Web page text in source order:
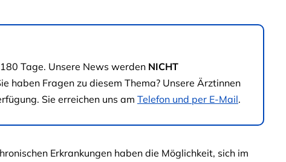
Tage. Unsere News werden NICHT
haben Fragen zu diesem Thema? Unsere Ärztinnen
Sie erreichen uns am Telefon und per E-Mail.
Erkrankungen haben die Möglichkeit, sich im